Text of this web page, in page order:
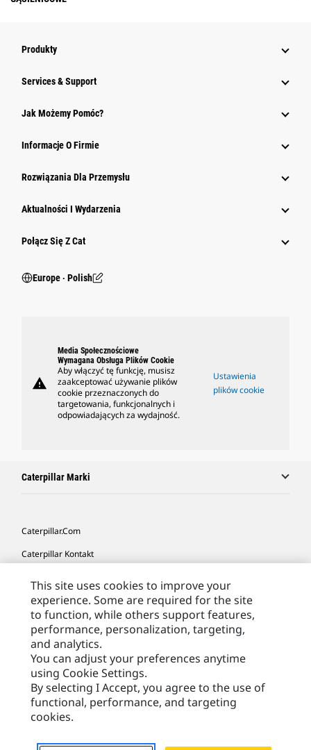
Produkty
Services & Support
Jak Możemy Pomóc?
Informacje O Firmie
Rozwiązania Dla Przemysłu
Aktualności I Wydarzenia
Połącz Się Z Cat
Europe ‧ Polish
warning
Media Społecznościowe
Wymagana Obsługa Plików Cookie
Aby włączyć tę funkcję, musisz
zaakceptować używanie plików
cookie przeznaczonych do
targetowania, funkcjonalnych i
odpowiadających za wydajność.
Ustawienia
plików cookie
Caterpillar Marki
Caterpillar.com
Caterpillar Kontakt
Moje Preferencje Marketingowe
Site Map
Cookie Settings
Legal
Privacy
This site uses cookies to improve your
experience. Some are required for the site
to function, while others support features,
performance, personalization, targeting,
and analytics.
You can adjust your preferences anytime
using Cookie Settings.
By selecting I Accept, you agree to the use of
functional, performance, and targeting
cookies.